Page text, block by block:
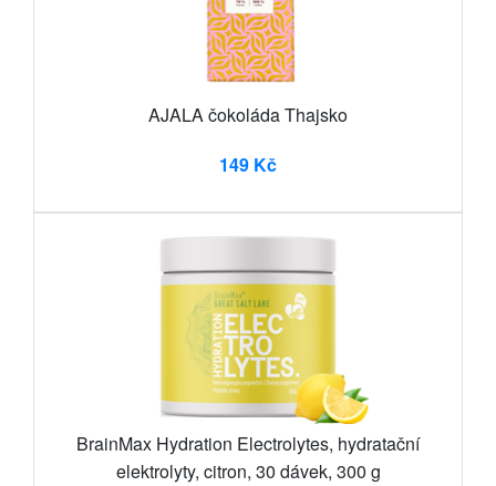
AJALA čokoláda Thajsko
149 Kč
BrainMax Hydration Electrolytes, hydratační
elektrolyty, citron, 30 dávek, 300 g